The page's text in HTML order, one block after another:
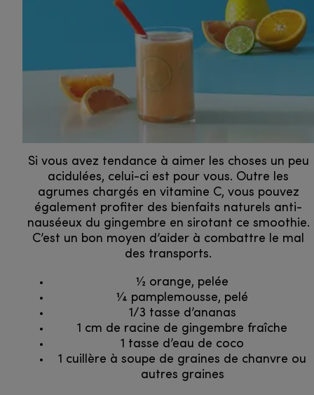
Si vous avez tendance à aimer les choses un peu
acidulées, celui-ci est pour vous. Outre les
agrumes chargés en vitamine C, vous pouvez
également profiter des bienfaits naturels anti-
nauséeux du gingembre en sirotant ce smoothie.
C’est un bon moyen d’aider à combattre le mal
des transports.
1⁄2 orange, pelée
1⁄4 pamplemousse, pelé
1/3 tasse d’ananas
1 cm de racine de gingembre fraîche
1 tasse d’eau de coco
1 cuillère à soupe de graines de chanvre ou
autres graines